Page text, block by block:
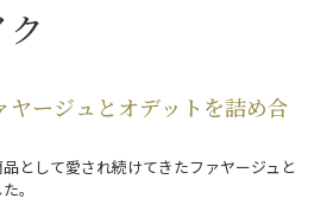
ヤージュとオデットを詰め合
として愛され続けてきたファヤージュと
。